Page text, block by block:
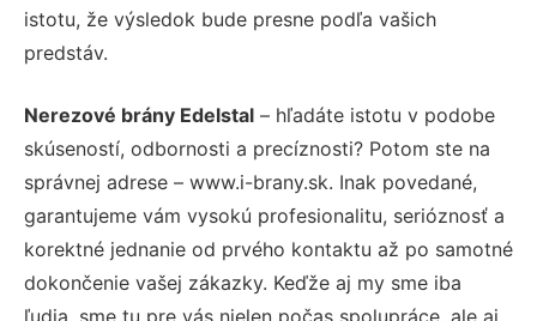
istotu, že výsledok bude presne podľa vašich
predstáv.
Nerezové brány Edelstal – hľadáte istotu v podobe
skúseností, odbornosti a precíznosti? Potom ste na
správnej adrese – www.i-brany.sk. Inak povedané,
garantujeme vám vysokú profesionalitu, serióznosť a
korektné jednanie od prvého kontaktu až po samotné
dokončenie vašej zákazky. Keďže aj my sme iba
ľudia, sme tu pre vás nielen počas spolupráce, ale aj